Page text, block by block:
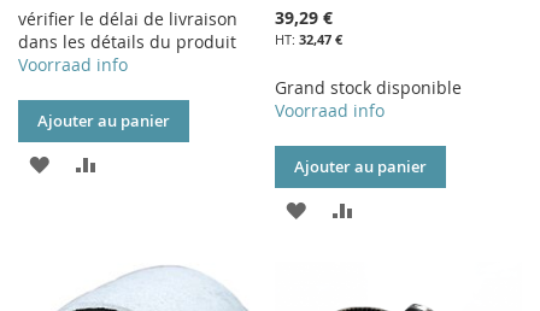
vérifier le délai de livraison
dans les détails du produit
Voorraad info
Ajouter au panier
AJOUTER
LISTE
39,29 €
32,47 €
Grand stock disponible
Voorraad info
Ajouter au panier
AJOUTER